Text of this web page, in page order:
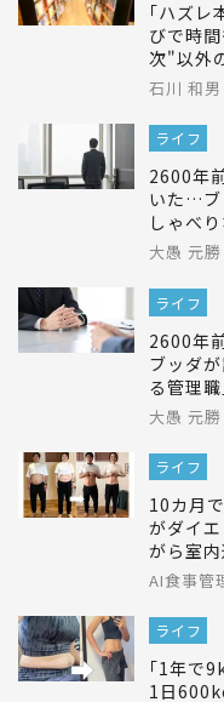
｢ハズレ
びで時
次"以外
石川 和
ライフ
2600年
いた…ブ
しゃべ
大愚 元勝
ライフ
2600年
ブッダ
る管理
大愚 元勝
ライフ
10カ月
がダイ
がら室
AI食事管
ライフ
｢1年で
1日